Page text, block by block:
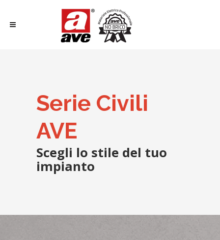
Serie Civili
AVE
Scegli lo stile del tuo
impianto